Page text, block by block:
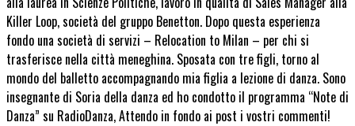
Killer Loop, società del gruppo Benetton. Dopo questa esperienza
fondo una società di servizi – Relocation to Milan – per chi si
trasferisce nella città meneghina. Sposata con tre figli, torno al
mondo del balletto accompagnando mia figlia a lezione di danza. Sono
insegnante di Soria della danza ed ho condotto il programma “Note di
Danza” su RadioDanza, Attendo in fondo ai post i vostri commenti!